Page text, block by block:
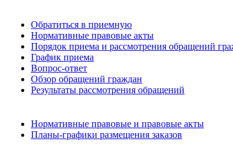
Обратиться в приемную
Нормативные правовые акты
Порядок приема и рассмотрения обращений
График приема
Вопрос-ответ
Обзор обращений граждан
Результаты рассмотрения обращений
Нормативные правовые и правовые акты
Планы-графики размещения заказов